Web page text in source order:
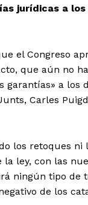
jurídicas a
el Congreso
que aún no
a los
Carles
los retoques
ley, con las
ningún tipo de
de los